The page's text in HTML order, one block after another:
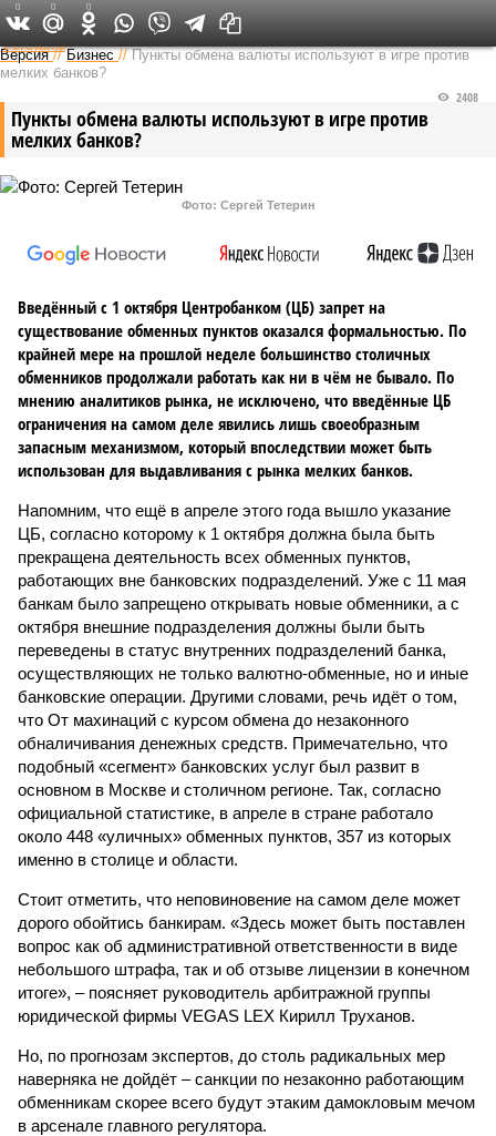
Федеральный выпуск
Версия //Бизнес //Пункты обмена валюты используют в игре против
мелких банков?
Пункты обмена валюты используют в игре против
мелких банков?
2408
Фото: Сергей Тетерин
Введённый с 1 октября Центробанком (ЦБ) запрет на
существование обменных пунктов оказался формальностью. По
крайней мере на прошлой неделе большинство столичных
обменников продолжали работать как ни в чём не бывало. По
мнению аналитиков рынка, не исключено, что введённые ЦБ
ограничения на самом деле явились лишь своеобразным
запасным механизмом, который впоследствии может быть
использован для выдавливания с рынка мелких банков.
Напомним, что ещё в апреле этого года вышло указание
ЦБ, согласно которому к 1 октября должна была быть
прекращена деятельность всех обменных пунктов,
работающих вне банковских подразделений. Уже с 11 мая
банкам было запрещено открывать новые обменники, а с
октября внешние подразделения должны были быть
переведены в статус внутренних подразделений банка,
осуществляющих не только валютно-обменные, но и иные
банковские операции. Другими словами, речь идёт о том,
что От махинаций с курсом обмена до незаконного
обналичивания денежных средств. Примечательно, что
подобный «сегмент» банковских услуг был развит в
основном в Москве и столичном регионе. Так, согласно
официальной статистике, в апреле в стране работало
около 448 «уличных» обменных пунктов, 357 из которых
именно в столице и области.
Стоит отметить, что неповиновение на самом деле может
дорого обойтись банкирам. «Здесь может быть поставлен
вопрос как об административной ответственности в виде
небольшого штрафа, так и об отзыве лицензии в конечном
итоге», – поясняет руководитель арбитражной группы
юридической фирмы VEGAS LEX Кирилл Труханов.
Но, по прогнозам экспертов, до столь радикальных мер
наверняка не дойдёт – санкции по незаконно работающим
обменникам скорее всего будут этаким дамокловым мечом
в арсенале главного регулятора.
0 0 0